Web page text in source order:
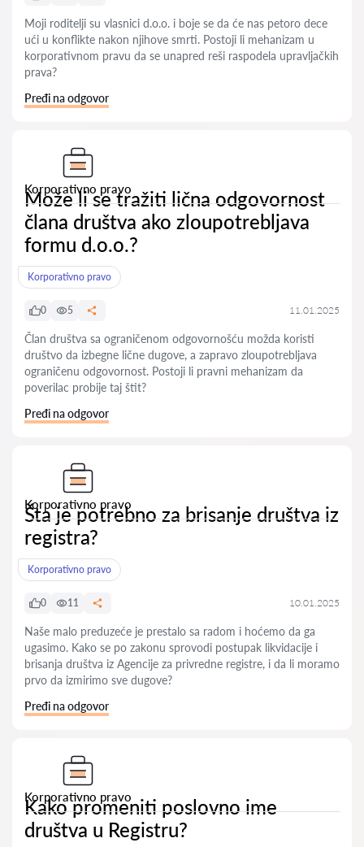
Moji roditelji su vlasnici d.o.o. i boje se da će nas petoro dece
ući u konflikte nakon njihove smrti. Postoji li mehanizam u
korporativnom pravu da se unapred reši raspodela upravljačkih
prava?
Pređi na odgovor
Korporativno pravo
Može li se tražiti lična odgovornost
člana društva ako zloupotrebljava
formu d.o.o.?
Korporativno pravo
0 5 11.01.2025
Član društva sa ograničenom odgovornošću možda koristi
društvo da izbegne lične dugove, a zapravo zloupotrebljava
ograničenu odgovornost. Postoji li pravni mehanizam da
poverilac probije taj štit?
Pređi na odgovor
Korporativno pravo
Šta je potrebno za brisanje društva iz
registra?
Korporativno pravo
0 11 10.01.2025
Naše malo preduzeće je prestalo sa radom i hoćemo da ga
ugasimo. Kako se po zakonu sprovodi postupak likvidacije i
brisanja društva iz Agencije za privredne registre, i da li moramo
prvo da izmirimo sve dugove?
Pređi na odgovor
Korporativno pravo
Kako promeniti poslovno ime
društva u Registru?